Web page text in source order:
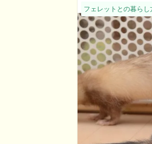
フェレットとの暮らし